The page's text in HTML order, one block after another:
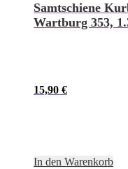
Samtschiene
Wartburg 353,
15,90 €
In den Warenkorb